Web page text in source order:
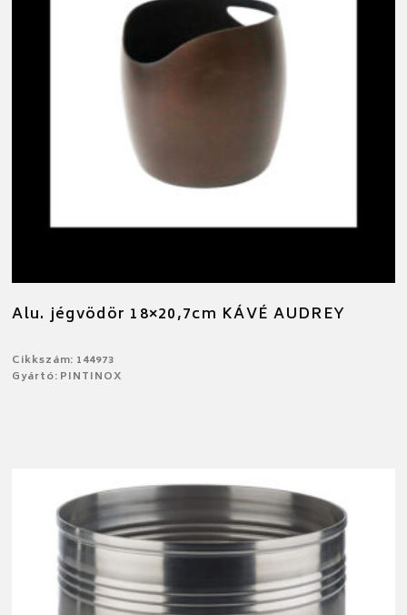
Alu. jégvödör 18×20,7cm KÁVÉ AUDREY
Cikkszám: 144973
Gyártó: PINTINOX